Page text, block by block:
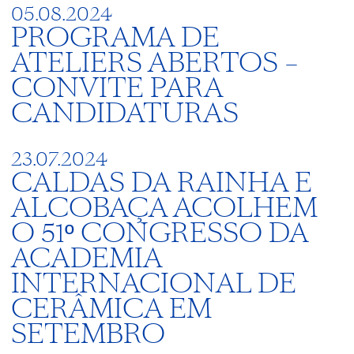
05.08.2024
PROGRAMA DE
ATELIERS ABERTOS –
CONVITE PARA
CANDIDATURAS
23.07.2024
CALDAS DA RAINHA E
ALCOBAÇA ACOLHEM
O 51º CONGRESSO DA
ACADEMIA
INTERNACIONAL DE
CERÂMICA EM
SETEMBRO